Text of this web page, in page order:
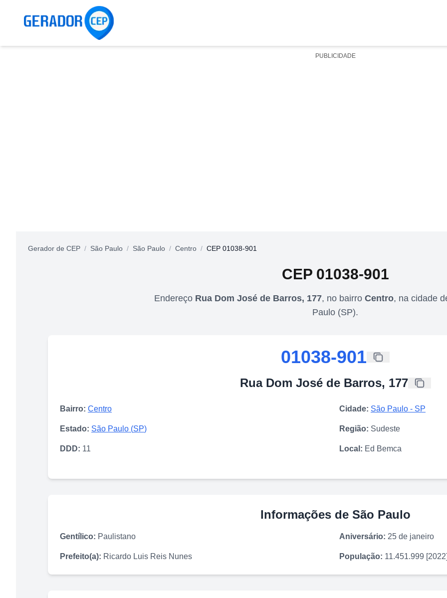
PUBLICIDADE
Gerador de CEP / São Paulo / São Paulo / Centro / CEP 01038-901
CEP 01038-901
Endereço Rua Dom José de Barros, 177, no bairro Centro, na cidade
Paulo (SP).
01038-901
Rua Dom José de Barros, 177
Bairro: Centro Cidade: São Paulo - SP
Estado: São Paulo (SP) Região: Sudeste
DDD: 11 Local: Ed Bemca
Informações de São Paulo
Gentílico: Paulistano Aniversário: 25 de janeiro
Prefeito(a): Ricardo Luis Reis Nunes População: 11.451.999